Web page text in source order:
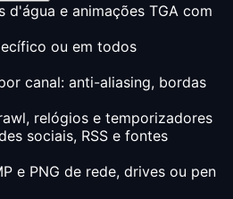
d'água e animações TGA com
ou em todos
canal: anti-aliasing, bordas
relógios e temporizadores
sociais, RSS e fontes
e PNG de rede, drives ou pen